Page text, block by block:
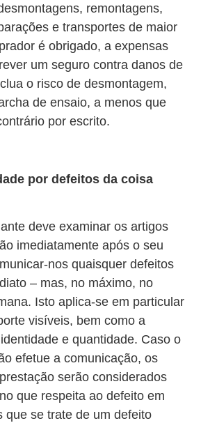
remontagens,
e transportes de maior
é obrigado, a expensas
um seguro contra danos de
o risco de desmontagem,
de ensaio, a menos que
por escrito.
por defeitos da coisa
deve examinar os artigos
imediatamente após o seu
nos quaisquer defeitos
– mas, no máximo, no
Isto aplica-se em particular
visíveis, bem como a
e quantidade. Caso o
efetue a comunicação, os
serão considerados
que respeita ao defeito em
que se trate de um defeito